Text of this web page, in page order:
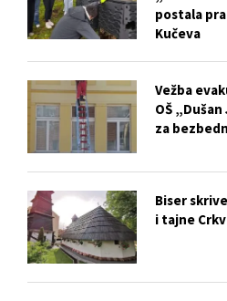
postala
Kučeva
Vežba
OŠ
za
Biser
i tajne